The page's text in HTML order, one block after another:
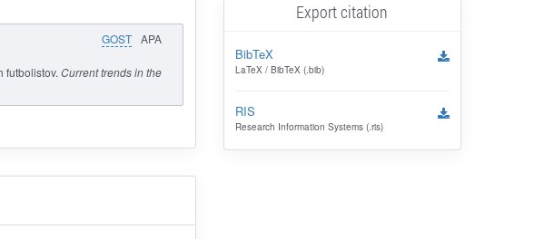
GOST APA
futbolistov. Current trends in the
Export citation
BibTeX
LaTeX / BibTeX (.bib)
RIS
Research Information Systems (.ris)